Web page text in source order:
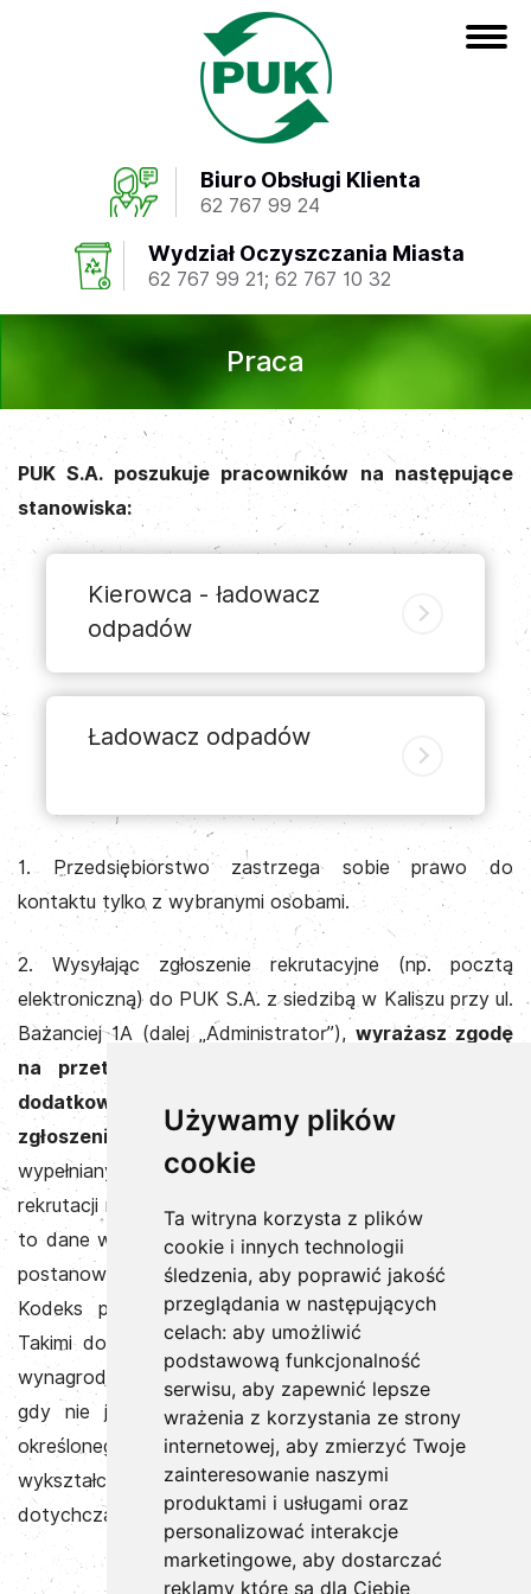
Używamy plików
cookie
Ta witryna korzysta z plików
cookie i innych technologii
śledzenia, aby poprawić jakość
przeglądania w następujących
celach: aby umożliwić
podstawową funkcjonalność
serwisu, aby zapewnić lepsze
wrażenia z korzystania ze strony
internetowej, aby zmierzyć Twoje
zainteresowanie naszymi
produktami i usługami oraz
personalizować interakcje
marketingowe, aby dostarczać
reklamy które są dla Ciebie
Biuro Obsługi Klienta
62 767 99 24
Wydział Oczyszczania Miasta
62 767 99 21; 62 767 10 32
Praca
PUK S.A. poszukuje pracowników na następujące
stanowiska:
Kierowca - ładowacz
odpadów
Ładowacz odpadów
1. Przedsiębiorstwo zastrzega sobie prawo do
kontaktu tylko z wybranymi osobami.
2. Wysyłając zgłoszenie rekrutacyjne (np. pocztą
elektroniczną) do PUK S.A. z siedzibą w Kaliszu przy ul.
Bażanciej 1A (dalej „Administrator”), wyrażasz zgodę
na przetwarzanie przez Administratora Twoich
dodatkowych danych osobowych zawartych w
zgłoszeniu rekrutacyjnym (m. in. przesłanym CV,
wypełnianym formularzu, itp.) w celu przeprowadzenia
rekrutacji na stanowisko wskazane w ogłoszeniu, które
to dane wykraczają poza zamknięty katalog określony
postanowieniami ustawy z dnia 26 czerwca 1974 r.
Kodeks pracy oraz aktów wykonawczych do niej.
Takimi dodatkowymi danymi mogą być - oczekiwane
wynagrodzenie, zdjęcie w CV, jak również w sytuacjach
gdy nie jest to niezbędne do wykonywania pracy
określonego rodzaju lub na określonym stanowisku –
wykształcenie, kwalifikacje zawodowe bądź przebieg
dotychczasowego zatrudnienia.”